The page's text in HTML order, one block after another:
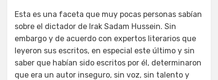
Esta es una faceta que muy pocas personas sabían
sobre el dictador de Irak Sadam Hussein. Sin
embargo y de acuerdo con expertos literarios que
leyeron sus escritos, en especial este último y sin
saber que habían sido escritos por él, determinaron
que era un autor inseguro, sin voz, sin talento y